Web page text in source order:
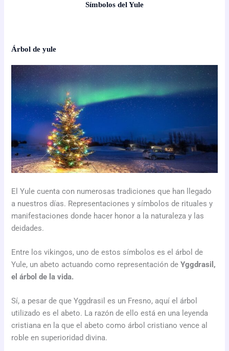
Símbolos del Yule
Árbol de yule
El Yule cuenta con numerosas tradiciones que han llegado
a nuestros días. Representaciones y símbolos de rituales y
manifestaciones donde hacer honor a la naturaleza y las
deidades.
Entre los vikingos, uno de estos símbolos es el árbol de
Yule, un abeto actuando como representación deYggdrasil,
el árbol de la vida.
Sí, a pesar de que Yggdrasil es un Fresno, aquí el árbol
utilizado es el abeto. La razón de ello está en una leyenda
cristiana en la que el abeto como árbol cristiano vence al
roble en superioridad divina.